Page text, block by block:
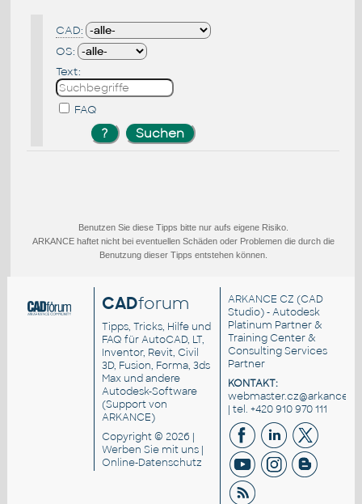
CAD:
OS:
Text:
FAQ
Benutzen Sie diese Tipps bitte nur aufs eigene Risiko.
ARKANCE haftet nicht bei eventuellen Schäden oder Problemen die durch die
Benutzung dieser Tipps entstehen können.
CADforum
Tipps, Tricks, Hilfe und
FAQ für AutoCAD, LT,
Inventor, Revit, Civil
3D, Fusion, Forma, 3ds
Max und andere
Autodesk-Software
(Support von
ARKANCE)
Copyright © 2026 |
Werben Sie mit uns |
Online-Datenschutz
ARKANCE CZ (CAD
Studio) - Autodesk
Platinum Partner &
Training Center &
Consulting Services
Partner
KONTAKT:
| tel. +420 910 970 111